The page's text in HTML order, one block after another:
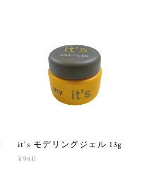
it's モデリングジェル 13g
¥960